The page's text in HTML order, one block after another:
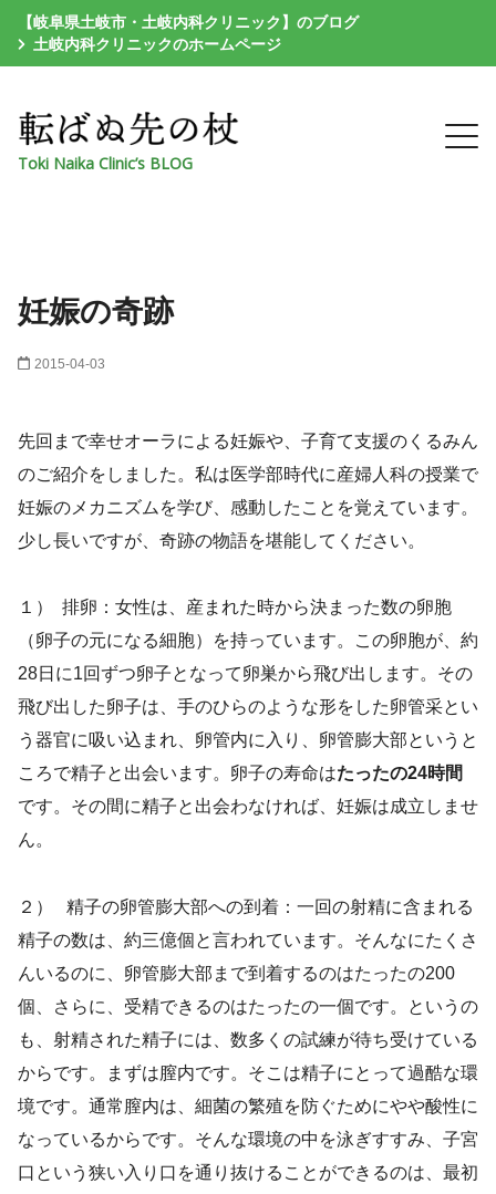
【岐阜県土岐市・土岐内科クリニック】のブログ
土岐内科クリニックのホームページ
Toki Naika Clinic’s BLOG
妊娠の奇跡
2015-04-03
先回まで幸せオーラによる妊娠や、子育て支援のくるみん
のご紹介をしました。私は医学部時代に産婦人科の授業で
妊娠のメカニズムを学び、感動したことを覚えています。
少し長いですが、奇跡の物語を堪能してください。
１） 排卵：女性は、産まれた時から決まった数の卵胞
（卵子の元になる細胞）を持っています。この卵胞が、約
28日に1回ずつ卵子となって卵巣から飛び出します。その
飛び出した卵子は、手のひらのような形をした卵管采とい
う器官に吸い込まれ、卵管内に入り、卵管膨大部というと
ころで精子と出会います。卵子の寿命はたったの24時間
です。その間に精子と出会わなければ、妊娠は成立しませ
ん。
２） 精子の卵管膨大部への到着：一回の射精に含まれる
精子の数は、約三億個と言われています。そんなにたくさ
んいるのに、卵管膨大部まで到着するのはたったの200
個、さらに、受精できるのはたったの一個です。というの
も、射精された精子には、数多くの試練が待ち受けている
からです。まずは膣内です。そこは精子にとって過酷な環
境です。通常膣内は、細菌の繁殖を防ぐためにやや酸性に
なっているからです。そんな環境の中を泳ぎすすみ、子宮
口という狭い入り口を通り抜けることができるのは、最初